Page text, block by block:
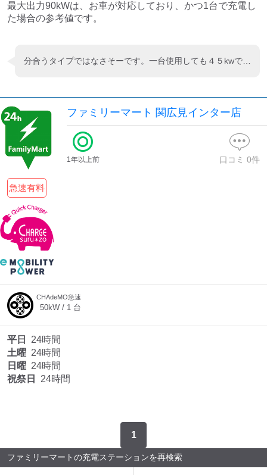
最大出力90kWは、お車が対応しており、かつ1台で充電し
ファミリーマート 関広見インター店
急速有料
1年以上前 口コミ 0件
CHAdeMO急速
50kW / 1 台
平日
24時間
土曜 24時間
日曜 24時間
祝祭日
24時間
1
ファミリーマートの充電ステーションを再検索